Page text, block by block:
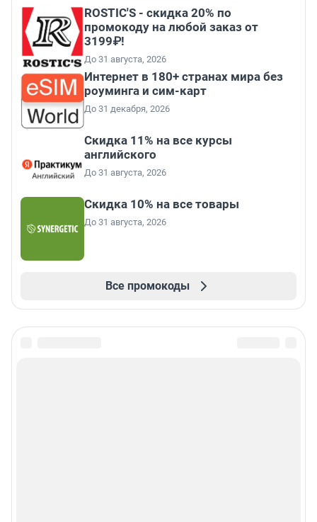
ROSTIC'S - скидка 20% по
промокоду на любой заказ от
3199₽!
До 31 августа, 2026
Интернет в 180+ странах мира без
роуминга и сим-карт
До 31 декабря, 2026
Скидка 11% на все курсы
английского
До 31 августа, 2026
Скидка 10% на все товары
До 31 августа, 2026
Все промокоды